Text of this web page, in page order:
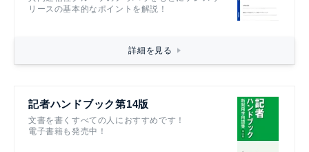
リースの基本的なポイントを解説！
詳細を見る
記者ハンドブック第14版
文書を書くすべての人におすすめです！
電子書籍も発売中！